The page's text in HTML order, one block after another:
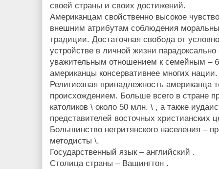
своей страны и своих достижений.
Американцам свойственно высокое
внешним атрибутам соблюдения
традиции. Достаточная свобода от
устройстве в личной жизни
уважительным отношением к семейным –
американцы консервативнее многих нации.
Религиозная принадлежность американца
происхождением. Больше всего в стране
католиков \ около 50 млн. \ , а также
представителей восточных христианских
Большинство негритянского населения –
методисты \.
Государственный язык – английский .
Столица страны – Вашингтон .